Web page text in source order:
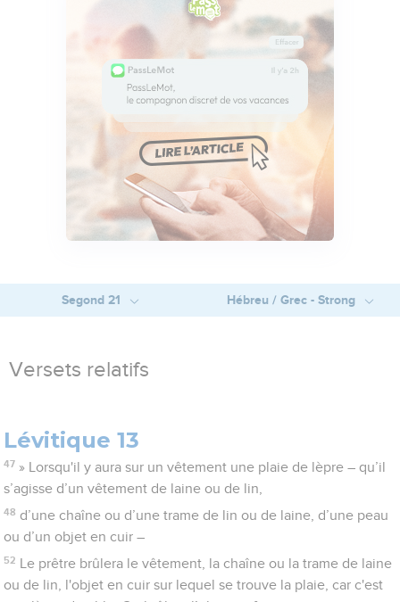
Segond 21 Hébreu / Grec - Strong
Versets relatifs
Lévitique 13
47 » Lorsqu'il y aura sur un vêtement une plaie de lèpre – qu’il
s’agisse d’un vêtement de laine ou de lin,
48 d’une chaîne ou d’une trame de lin ou de laine, d’une peau
ou d’un objet en cuir –
52
Le prêtre brûlera le vêtement, la chaîne ou la trame de laine
ou de lin, l'objet en cuir sur lequel se trouve la plaie, car c'est